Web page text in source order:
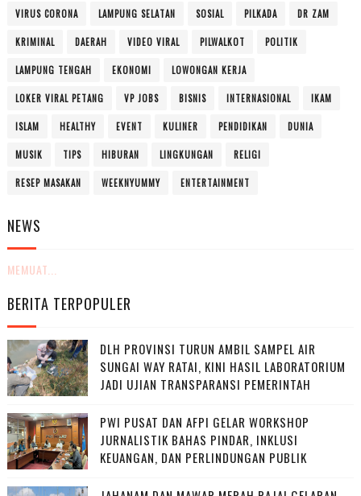
VIRUS CORONA LAMPUNG SELATAN SOSIAL PILKADA DR ZAM
KRIMINAL DAERAH VIDEO VIRAL PILWALKOT POLITIK
LAMPUNG TENGAH EKONOMI LOWONGAN KERJA
LOKER VIRAL PETANG VP JOBS BISNIS INTERNASIONAL IKAM
ISLAM HEALTHY EVENT KULINER PENDIDIKAN DUNIA
MUSIK TIPS HIBURAN LINGKUNGAN RELIGI
RESEP MASAKAN WEEKNYUMMY ENTERTAINMENT
NEWS
MEMUAT...
BERITA TERPOPULER
DLH PROVINSI TURUN AMBIL SAMPEL AIR
SUNGAI WAY RATAI, KINI HASIL LABORATORIUM
JADI UJIAN TRANSPARANSI PEMERINTAH
PWI PUSAT DAN AFPI GELAR WORKSHOP
JURNALISTIK BAHAS PINDAR, INKLUSI
KEUANGAN, DAN PERLINDUNGAN PUBLIK